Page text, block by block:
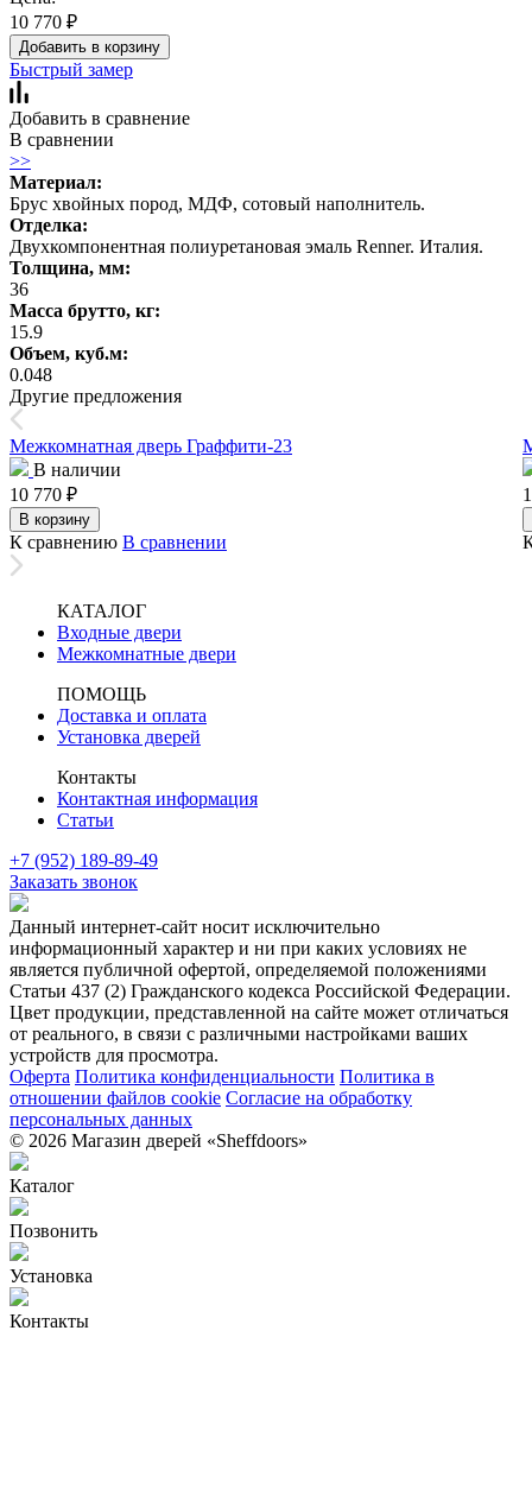
10 770 ₽
Добавить в корзину
Быстрый замер
Добавить в сравнение
В сравнении
>>
Материал:
Брус хвойных пород, МДФ, сотовый наполнитель.
Отделка:
Двухкомпонентная полиуретановая эмаль Renner. Италия.
Толщина, мм:
36
Масса брутто, кг:
15.9
Объем, куб.м:
0.048
Другие предложения
Межкомнатная дверь Граффити-23
В наличии
10 770 ₽
В корзину
К сравнению В сравнении
КАТАЛОГ
Входные двери
Межкомнатные двери
ПОМОЩЬ
Доставка и оплата
Установка дверей
Контакты
Контактная информация
Статьи
+7 (952) 189-89-49
Заказать звонок
Данный интернет-сайт носит исключительно
информационный характер и ни при каких условиях не
является публичной офертой, определяемой положениями
Статьи 437 (2) Гражданского кодекса Российской Федерации.
Цвет продукции, представленной на сайте может отличаться
от реального, в связи с различными настройками ваших
устройств для просмотра.
Оферта Политика конфиденциальности Политика в
отношении файлов cookie Согласие на обработку
персональных данных
© 2026 Магазин дверей «Sheffdoors»
Каталог
Позвонить
Установка
Контакты